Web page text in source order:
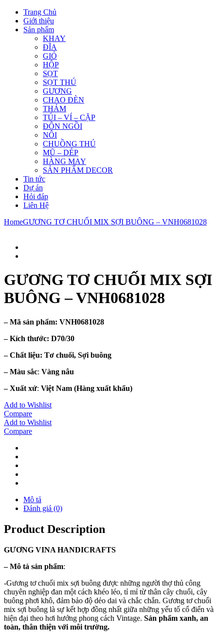
Trang Chủ
Giới thiệu
Sản phẩm
KHAY
ĐĨA
GIỎ
HỘP
SỌT
SỌT THÚ
GƯƠNG
CHAO ĐÈN
THẢM
TÚI – VÍ – CẶP
ĐÔN NGỒI
NÔI
CHUỒNG THÚ
MŨ – DÉP
HÀNG MAY
SẢN PHẨM DECOR
Tin tức
Dự án
Hỏi đáp
Liên Hệ
HomeGƯƠNG TƠ CHUỐI MIX SỢI BUÔNG – VNH0681028
GƯƠNG TƠ CHUỐI MIX SỢI
BUÔNG – VNH0681028
– Mã sản phẩm: VNH0681028
– Kích thước: D70/30
– Chất liệu: Tơ chuối, Sợi buông
– Màu sắc: Vàng nâu
– Xuất xứ: Việt Nam (Hàng xuất khẩu)
Add to Wishlist
Compare
Add to Wishlist
Compare
Mô tả
Đánh giá (0)
Product Description
GƯƠNG VINA HANDICRAFTS
–Mô tả sản phẩm:
-Gương tơ chuối mix sợi buông được những người thợ thủ công
chuyên nghiệp đan một cách khéo léo, tỉ mỉ từ thân cây chuối, cây
buông phơi khô, đảm bảo độ dẻo dai và chắc chắn. Gương tơ chuối
mix sợi buông là sự kết hợp đồng nhất giữa những yếu tố cổ điển và
hiện đại theo hơi hướng phong cách Vintage. Sản phẩm xanh, an
toàn, thân thiện với môi trường.